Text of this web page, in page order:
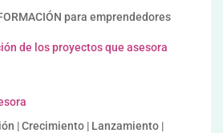
para emprendedores
de los proyectos que asesora
| Crecimiento | Lanzamiento |